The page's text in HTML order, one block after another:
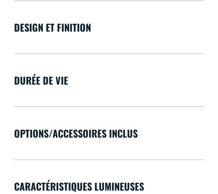
DESIGN ET FINITION
DURÉE DE VIE
OPTIONS/ACCESSOIRES INCLUS
CARACTÉRISTIQUES LUMINEUSES